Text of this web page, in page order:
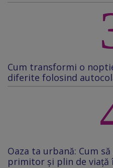
Cum transformi o
diferite folosind
Oaza ta urbană: Cum
primitor și plin de viață